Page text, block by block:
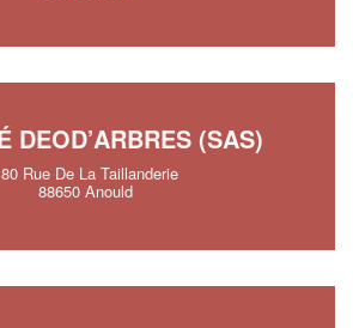
DEOD’ARBRES (SAS)
Rue De La Taillanderie
88650 Anould